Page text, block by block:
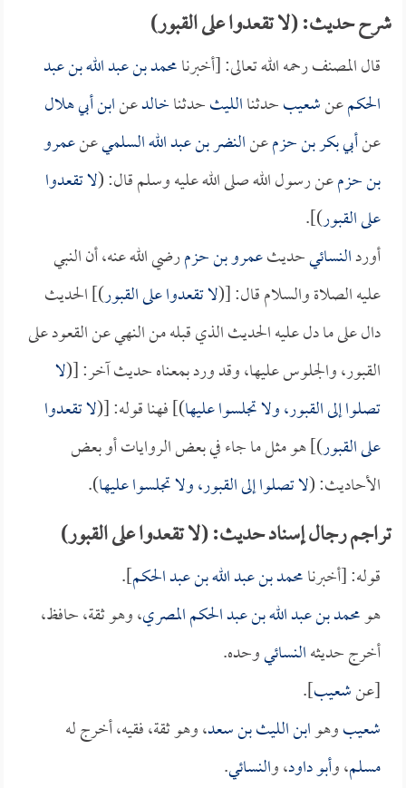
شرح حديث: (لا تقعدوا على القبور)
قال المصنف رحمه الله تعالى: [أخبرنامحمد بن عبد الله بن عبد
الحكمعنشعيبحدثناالليثحدثناخالدعنابن أبي هلال
عنأبي بكر بن حزمعنالنضر بن عبد الله السلميعنعمرو
بن حزمعن رسول الله صلى الله عليه وسلم قال: (لا تقعدوا
على القبور)].
أوردالنسائيحديثعمرو بن حزمرضي الله عنه، أن النبي
عليه الصلاة والسلام قال: [(لا تقعدوا على القبور)] الحديث
دال على ما دل عليه الحديث الذي قبله من النهي عن القعود على
القبور، والجلوس عليها، وقد ورد بمعناه حديث آخر: [(لا
تصلوا إلى القبور، ولا تجلسوا عليها)] فهنا قوله: [(لا تقعدوا
على القبور)] هو مثل ما جاء في بعض الروايات أو بعض
الأحاديث: (لا تصلوا إلى القبور، ولا تجلسوا عليها).
تراجم رجال إسناد حديث: (لا تقعدوا على القبور)
قوله: [أخبرنامحمد بن عبد الله بن عبد الحكم].
هومحمد بن عبد الله بن عبد الحكم المصري، وهو ثقة، حافظ،
أخرج حديثهالنسائيوحده.
[عنشعيب].
شعيبوهوابن الليث بن سعد، وهو ثقة، فقيه، أخرج له
مسلم، وأبو داود، والنسائي.